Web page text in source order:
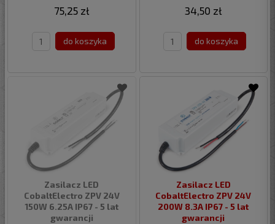
75,25 zł
do koszyka
34,50 zł
do koszyka
Zasilacz LED
CobaltElectro ZPV 24V
150W 6.25A IP67 - 5 lat
gwarancji
Zasilacz LED
CobaltElectro ZPV 24V
200W 8.3A IP67 - 5 lat
gwarancji